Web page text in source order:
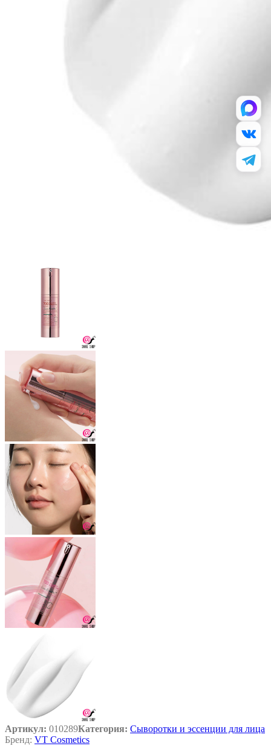
Артикул: 010289Категория: Сыворотки и эссенции для лица
Бренд: VT Cosmetics